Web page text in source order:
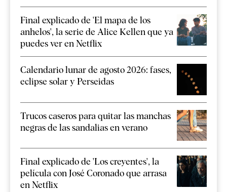
Final explicado de 'El mapa de los
anhelos', la serie de Alice Kellen que ya
puedes ver en Netflix
Calendario lunar de agosto 2026: fases,
eclipse solar y Perseidas
Trucos caseros para quitar las manchas
negras de las sandalias en verano
Final explicado de 'Los creyentes', la
película con José Coronado que arrasa
en Netflix